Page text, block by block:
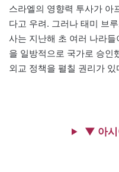
스라엘의 영향력 투사가 아
다고 우려. 그러나 태미 브
사는 지난해 초 여러 나라
을 일방적으로 국가로 승인
외교 정책을 펼칠 권리가 있
▼ 아시